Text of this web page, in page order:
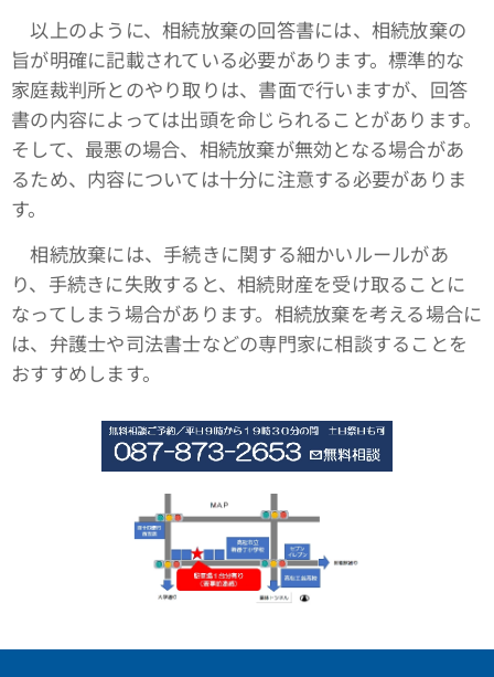
以上のように、相続放棄の回答書には、相続放棄の
旨が明確に記載されている必要があります。標準的な
家庭裁判所とのやり取りは、書面で行いますが、回答
書の内容によっては出頭を命じられることがあります。
そして、最悪の場合、相続放棄が無効となる場合があ
るため、内容については十分に注意する必要がありま
す。
相続放棄には、手続きに関する細かいルールがあ
り、手続きに失敗すると、相続財産を受け取ることに
なってしまう場合があります。相続放棄を考える場合に
は、弁護士や司法書士などの専門家に相談することを
おすすめします。